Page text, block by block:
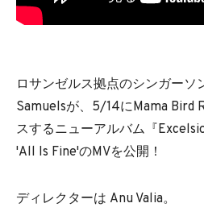
ロサンゼルス拠点のシンガーソ
Samuelsが、5/14にMama Bird
スするニューアルバム『
'All Is Fine'のMVを公開！
ディレクターは Anu Valia。